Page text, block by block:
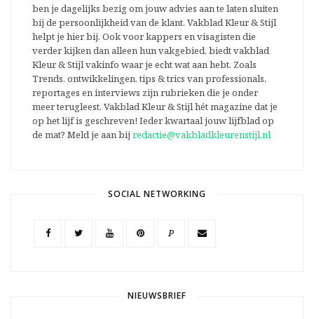
ben je dagelijks bezig om jouw advies aan te laten sluiten
bij de persoonlijkheid van de klant. Vakblad Kleur & Stijl
helpt je hier bij. Ook voor kappers en visagisten die
verder kijken dan alleen hun vakgebied, biedt vakblad
Kleur & Stijl vakinfo waar je echt wat aan hebt. Zoals
Trends, ontwikkelingen, tips & trics van professionals,
reportages en interviews zijn rubrieken die je onder
meer terugleest. Vakblad Kleur & Stijl hét magazine dat je
op het lijf is geschreven! Ieder kwartaal jouw lijfblad op
de mat? Meld je aan bij redactie@vakbladkleurenstijl.nl
SOCIAL NETWORKING
P
NIEUWSBRIEF